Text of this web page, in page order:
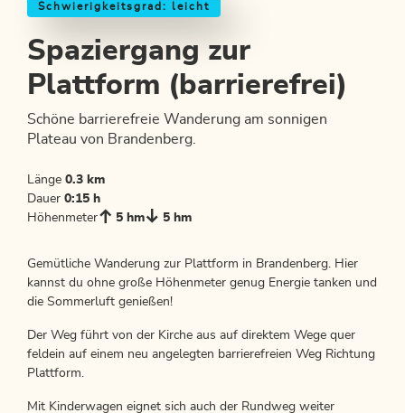
Schwierigkeitsgrad: leicht
Spaziergang zur
Plattform (barrierefrei)
Schöne barrierefreie Wanderung am sonnigen
Plateau von Brandenberg.
Länge 0.3 km
Dauer 0:15 h
Höhenmeter
5 hm 5 hm
Gemütliche Wanderung zur Plattform in Brandenberg. Hier
kannst du ohne große Höhenmeter genug Energie tanken und
die Sommerluft genießen!
Der Weg führt von der Kirche aus auf direktem Wege quer
feldein auf einem neu angelegten barrierefreien Weg Richtung
Plattform.
Mit Kinderwagen eignet sich auch der Rundweg weiter